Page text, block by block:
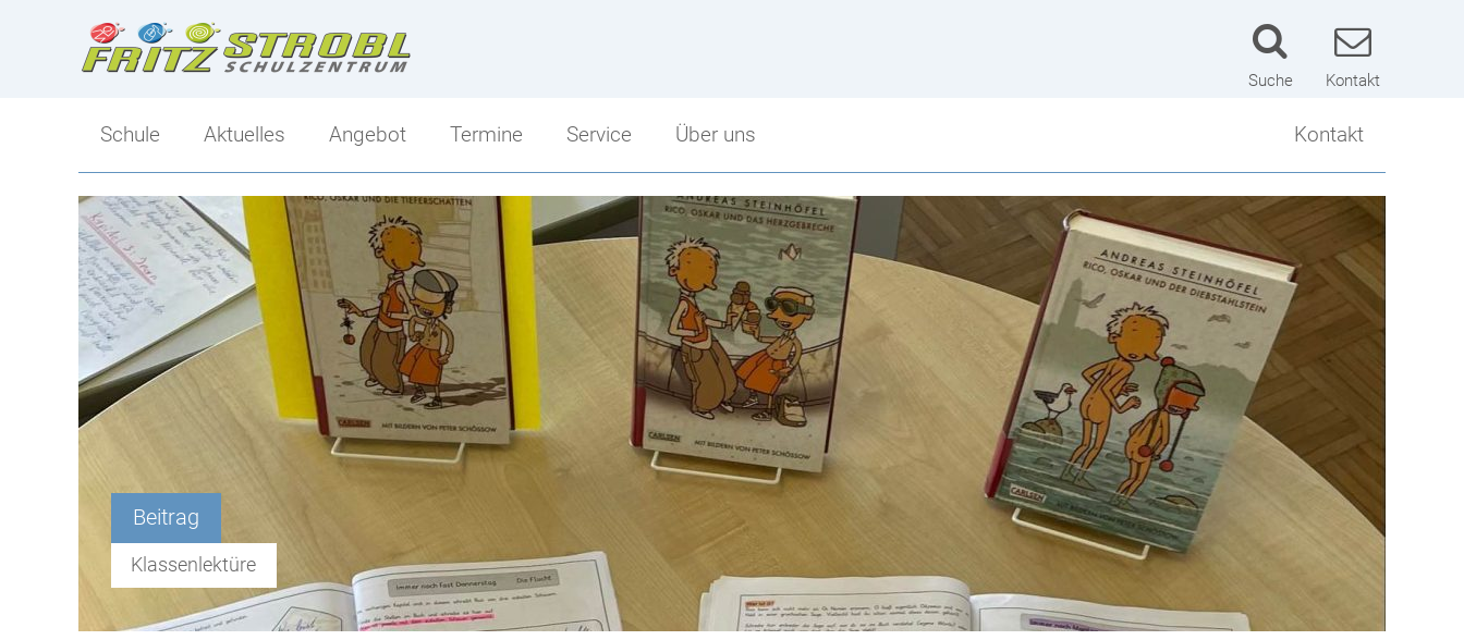
Suche Kontakt
Schule
Direktion
Kollegium
Klassen
Tagesbetreuung
Berufs- und Bildungsorientierung
Schulsozialarbeit
Handyfreie Klassen
Aktuelles Angebot
Angebot
Ski-Mittelschule
Sportlicher Schwerpunkt
Mittelschule-Übersicht
Termine Service
Service
Sprechstunden
Schularbeitentermine
Stundenpläne
Bibliothek
Jugendcoaching
Facebook Fanpage
Über uns
Über uns
Schulbeginn
Stundenzeiten
Fritz Strobl
Angebot im Überblick
Unsere Sponsoren
Kontakt
Kontakt
Schulwart
Impressum
Datenschutzerklärung
Beitrag
Klassenlektüre